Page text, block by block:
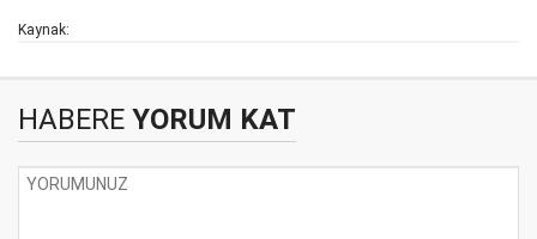
Kaynak:
HABERE YORUM KAT